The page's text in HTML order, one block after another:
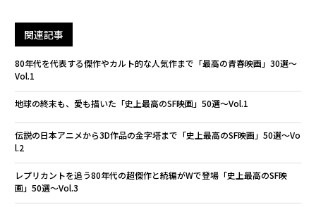
関連記事
80年代を代表する傑作やカルト的な人気作まで「最高の青春映画」30選〜
Vol.1
地球の終末も、愛も描いた「史上最高のSF映画」50選〜Vol.1
伝説の日本アニメから3D作品の金字塔まで「史上最高のSF映画」50選〜Vo
l.2
レプリカントを追う80年代の超傑作と続編がWで登場「史上最高のSF映
画」50選〜Vol.3